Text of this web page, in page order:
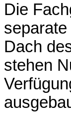
Die
Dach
stehen